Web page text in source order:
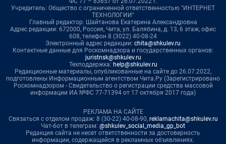
Учредитель: Общество с ограниченной ответственностью "ИНТЕРНЕТ
ТЕХНОЛОГИИ"
Главный редактор: Шайтанова Екатерина Александровна
Адрес редакции: 672000, Россия, Чита, ул. Балябина, д. 13, 6 этаж, офис
608, телефон 8 (3022) 40-08-24
Электронный адрес редакции: chita@shkulev.ru
Контактные данные для Роскомнадзора и государственных органов:
juristnsk@shkulev.ru
Техподдержка: help@shkulev.ru
Редакционные материалы, опубликованные на сайте до 26.07.2022,
подготовлены Информационным агентством Чита.Ру (Зарегистрировано
Роскомнадзором - Свидетельство о регистрации средства массовой
информации ИА №ФС 77-71394 от 17 октября 2017 года)
РЕКЛАМА НА САЙТЕ
Связаться с отделом продаж: 8 (30-22) 40-08-90, reklamachita@shkulev.ru
Чат-бот в телеграм: @shkulev_social_media_gp_bot
Редакция сайта не несет ответственности за достоверность
информации, содержащейся в рекламных объявлениях.